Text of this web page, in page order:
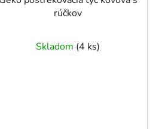
rúčkov
Skladom (4 ks)